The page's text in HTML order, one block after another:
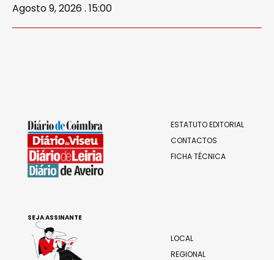
Agosto 9, 2026 . 15:00
ESTATUTO EDITORIAL
CONTACTOS
FICHA TÉCNICA
LOCAL
REGIONAL
SEJA ASSINANTE